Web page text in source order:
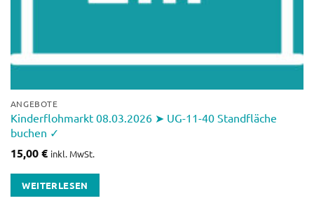
ANGEBOTE
Kinderflohmarkt 08.03.2026 ➤ UG-11-40 Standfläche
buchen ✓
15,00€ inkl. MwSt.
WEITERLESEN